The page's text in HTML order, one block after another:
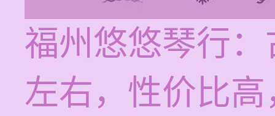
福州悠悠琴行
左右，性价比